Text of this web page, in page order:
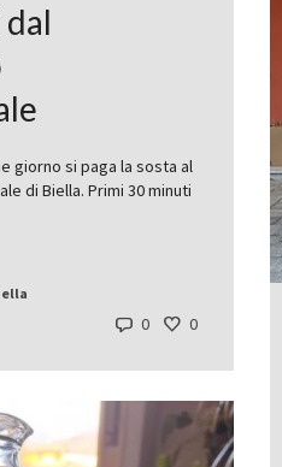
giorno si paga la sosta al
di Biella. Primi 30 minuti
0 0